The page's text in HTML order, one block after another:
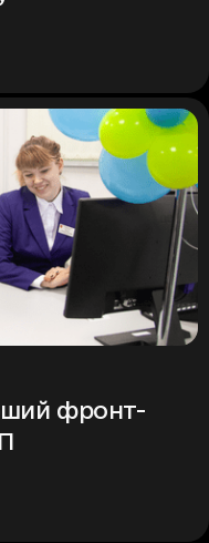
фронт-